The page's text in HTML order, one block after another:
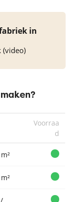
in
(video)
Voorraa
d